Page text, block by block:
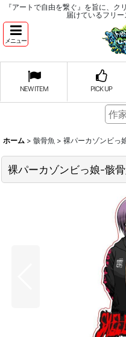
『アートで自由を繋ぐ』を旨に、
届けているフリ
メニュー
NEW ITEM PICK UP
ホーム > 骸骨魚 > 裸パーカゾンビっ
裸パーカゾンビっ娘-骸